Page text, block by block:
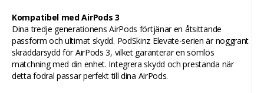
Kompatibel med AirPods 3
Dina tredje generationens AirPods förtjänar en åtsittande
passform och ultimat skydd. PodSkinz Elevate-serien är noggrant
skräddarsydd för AirPods 3, vilket garanterar en sömlös
matchning med din enhet. Integrera skydd och prestanda när
detta fodral passar perfekt till dina AirPods.